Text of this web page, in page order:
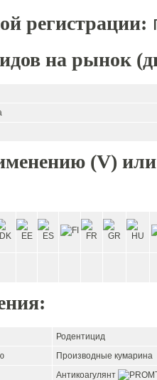
регистрации:
на рынок
(V)
Родентицид
Производные кумарина
Антикоагулянт